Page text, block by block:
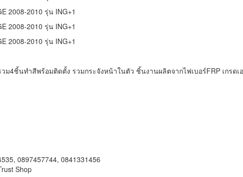
ม4ชิ้นทำสีพร้อมติดตั้ง รวมกระจังหน้าในตัว ชิ้นงานผลิตจากไฟเบอร์FRP เกรดเ
0897457744, 0841331456
Shop